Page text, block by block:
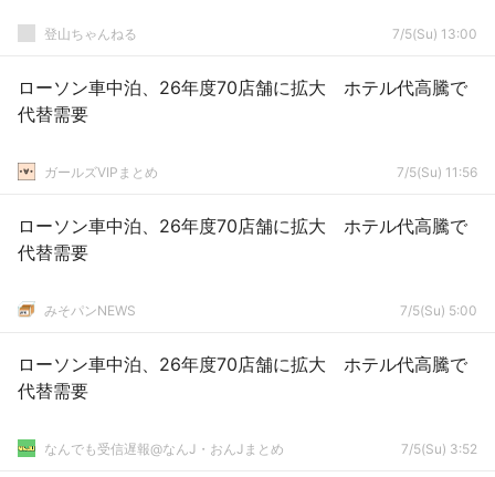
登山ちゃんねる 7/5(Su) 13:00
ローソン車中泊、26年度70店舗に拡大 ホテル代高騰で
代替需要
ガールズVIPまとめ 7/5(Su) 11:56
ローソン車中泊、26年度70店舗に拡大 ホテル代高騰で
代替需要
みそパンNEWS 7/5(Su) 5:00
ローソン車中泊、26年度70店舗に拡大 ホテル代高騰で
代替需要
なんでも受信遅報@なんJ・おんJまとめ 7/5(Su) 3:52